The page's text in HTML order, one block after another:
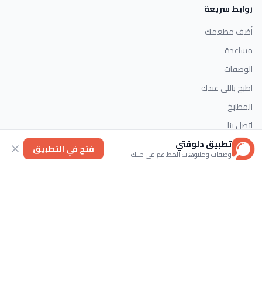
روابط سريعة
أضف مطعمك
مساعدة
الوصفات
اطبخ باللي عندك
المطابخ
اتصل بنا
التصنيفات
تطبيق دلوقتي
وصفات ومنيوهات المطاعم في جيبك فتح في التطبيق